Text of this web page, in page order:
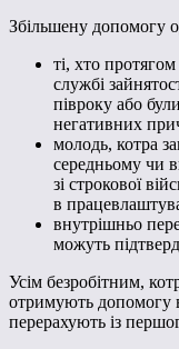
Збільшену допомогу
ті, хто
службі
півроку або
негативних
молодь, котра
середньому чи
зі строкової
в
внутрішньо
можуть
Усім безробітним,
отримують допомогу
перерахують із